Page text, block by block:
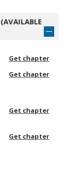
Get chapter
Get chapter
Get chapter
Get chapter